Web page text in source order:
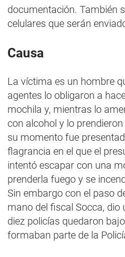
documentación. También
celulares que serán
Causa
La víctima es un hombre
agentes lo obligaron a
mochila y, mientras lo
con alcohol y lo
su momento fue
flagrancia en el que el
intentó escapar con una
prenderla fuego y se
Sin embargo con el paso
mano del fiscal Socca, dio
diez policías quedaron
formaban parte de la